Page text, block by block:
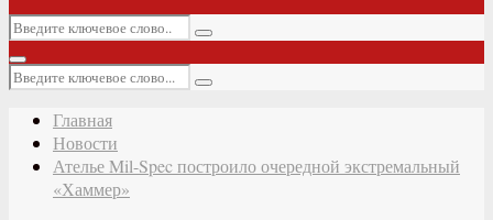
Искать:
Поиск
Основное
меню
Искать:
Поиск
Главная
Новости
Ателье Mil-Spec построило очередной экстремальный
«Хаммер»